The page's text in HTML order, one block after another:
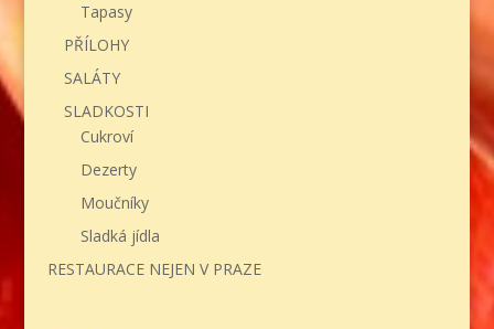
Tapasy
PŘÍLOHY
SALÁTY
SLADKOSTI
Cukroví
Dezerty
Moučníky
Sladká jídla
RESTAURACE NEJEN V PRAZE